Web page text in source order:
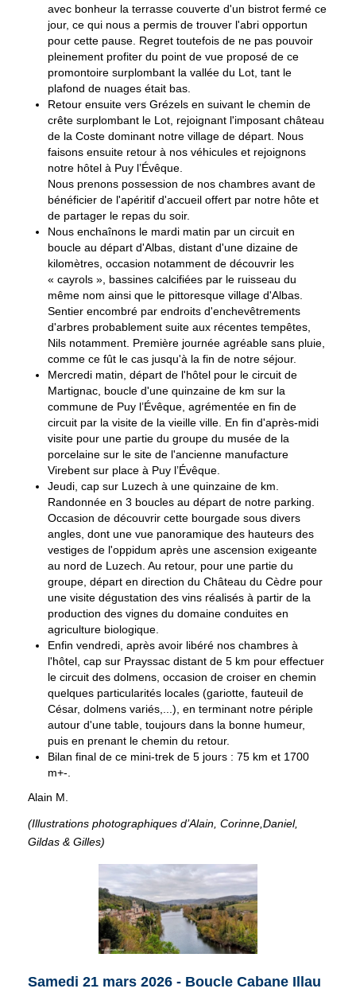
avec bonheur la terrasse couverte d'un bistrot fermé ce
jour, ce qui nous a permis de trouver l'abri opportun
pour cette pause. Regret toutefois de ne pas pouvoir
pleinement profiter du point de vue proposé de ce
promontoire surplombant la vallée du Lot, tant le
plafond de nuages était bas.
Retour ensuite vers Grézels en suivant le chemin de
crête surplombant le Lot, rejoignant l'imposant château
de la Coste dominant notre village de départ. Nous
faisons ensuite retour à nos véhicules et rejoignons
notre hôtel à Puy l’Évêque.
Nous prenons possession de nos chambres avant de
bénéficier de l'apéritif d'accueil offert par notre hôte et
de partager le repas du soir.
Nous enchaînons le mardi matin par un circuit en
boucle au départ d'Albas, distant d'une dizaine de
kilomètres, occasion notamment de découvrir les
« cayrols », bassines calcifiées par le ruisseau du
même nom ainsi que le pittoresque village d'Albas.
Sentier encombré par endroits d'enchevêtrements
d'arbres probablement suite aux récentes tempêtes,
Nils notamment. Première journée agréable sans pluie,
comme ce fût le cas jusqu'à la fin de notre séjour.
Mercredi matin, départ de l'hôtel pour le circuit de
Martignac, boucle d'une quinzaine de km sur la
commune de Puy l’Évêque, agrémentée en fin de
circuit par la visite de la vieille ville. En fin d'après-midi
visite pour une partie du groupe du musée de la
porcelaine sur le site de l'ancienne manufacture
Virebent sur place à Puy l’Évêque.
Jeudi, cap sur Luzech à une quinzaine de km.
Randonnée en 3 boucles au départ de notre parking.
Occasion de découvrir cette bourgade sous divers
angles, dont une vue panoramique des hauteurs des
vestiges de l'oppidum après une ascension exigeante
au nord de Luzech. Au retour, pour une partie du
groupe, départ en direction du Château du Cèdre pour
une visite dégustation des vins réalisés à partir de la
production des vignes du domaine conduites en
agriculture biologique.
Enfin vendredi, après avoir libéré nos chambres à
l'hôtel, cap sur Prayssac distant de 5 km pour effectuer
le circuit des dolmens, occasion de croiser en chemin
quelques particularités locales (gariotte, fauteuil de
César, dolmens variés,...), en terminant notre périple
autour d'une table, toujours dans la bonne humeur,
puis en prenant le chemin du retour.
Bilan final de ce mini-trek de 5 jours : 75 km et 1700
m+-.
Alain M.
(Illustrations photographiques d’Alain, Corinne,Daniel,
Gildas & Gilles)
Samedi 21 mars 2026 - Boucle Cabane Illau